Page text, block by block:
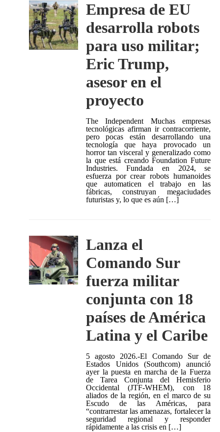
Empresa de EU
desarrolla robots
para uso militar;
Eric Trump,
asesor en el
proyecto
The Independent Muchas empresas
tecnológicas afirman ir contracorriente,
pero pocas están desarrollando una
tecnología que haya provocado un
horror tan visceral y generalizado como
la que está creando Foundation Future
Industries. Fundada en 2024, se
esfuerza por crear robots humanoides
que automaticen el trabajo en las
fábricas, construyan megaciudades
futuristas y, lo que es aún […]
Lanza el
Comando Sur
fuerza militar
conjunta con 18
países de América
Latina y el Caribe
5 agosto 2026.-El Comando Sur de
Estados Unidos (Southcom) anunció
ayer la puesta en marcha de la Fuerza
de Tarea Conjunta del Hemisferio
Occidental (JTF-WHEM), con 18
aliados de la región, en el marco de su
Escudo de las Américas, para
“contrarrestar las amenazas, fortalecer la
seguridad regional y responder
rápidamente a las crisis en […]